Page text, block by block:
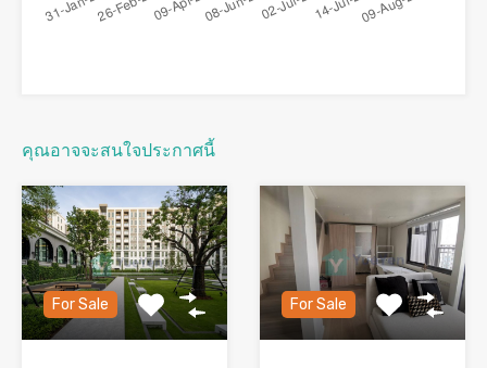
คุณอาจจะสนใจประกาศนี้
For Sale For Sale